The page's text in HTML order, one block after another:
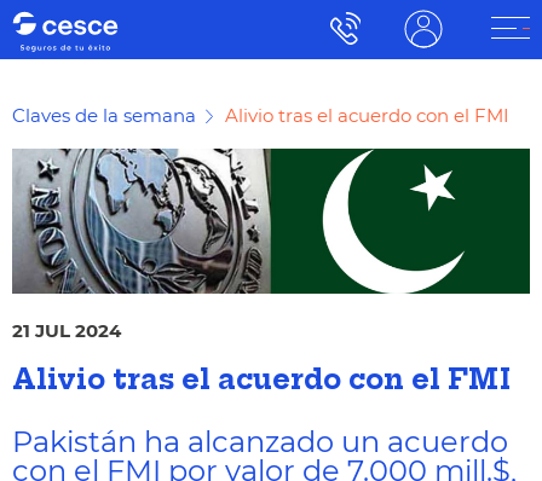
Claves de la semana Alivio tras el acuerdo con el FMI
21 JUL 2024
Alivio tras el acuerdo con el FMI
Pakistán ha alcanzado un acuerdo
con el FMI por valor de 7.000 mill.$,